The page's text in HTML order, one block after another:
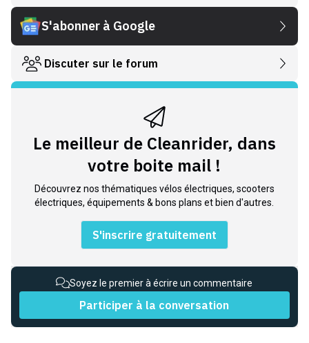
S'abonner à Google
Discuter sur le forum
Le meilleur de Cleanrider, dans
votre boite mail !
Découvrez nos thématiques vélos électriques, scooters
électriques, équipements & bons plans et bien d'autres.
S'inscrire gratuitement
Soyez le premier à écrire un commentaire
Participer à la conversation